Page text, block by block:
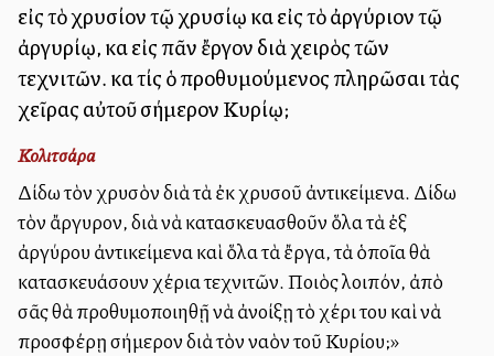
εἰς τὸ χρυσίον τῷ χρυσίῳ καὶ εἰς τὸ ἀργύριον τῷ
ἀργυρίῳ, καὶ εἰς πᾶν ἔργον διὰ χειρὸς τῶν
τεχνιτῶν. καὶ τίς ὁ προθυμούμενος πληρῶσαι τὰς
χεῖρας αὐτοῦ σήμερον Κυρίῳ;
Κολιτσάρα
Δίδω τὸν χρυσὸν διὰ τὰ ἐκ χρυσοῦ ἀντικείμενα. Δίδω
τὸν ἄργυρον, διὰ νὰ κατασκευασθοῦν ὅλα τὰ ἐξ
ἀργύρου ἀντικείμενα καὶ ὅλα τὰ ἔργα, τὰ ὁποῖα θὰ
κατασκευάσουν χέρια τεχνιτῶν. Ποιὸς λοιπόν, ἀπὸ
σᾶς θὰ προθυμοποιηθῇ νὰ ἀνοίξῃ τὸ χέρι του καὶ νὰ
προσφέρῃ σήμερον διὰ τὸν ναὸν τοῦ Κυρίου;»